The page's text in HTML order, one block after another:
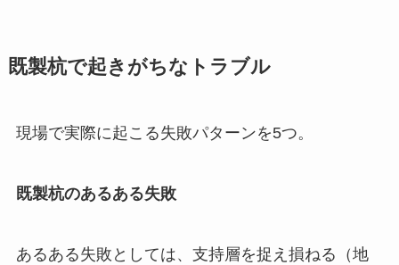
既製杭で起きがちなトラブル
現場で実際に起こる失敗パターンを5つ。
既製杭のあるある失敗
あるある失敗としては、支持層を捉え損ねる（地